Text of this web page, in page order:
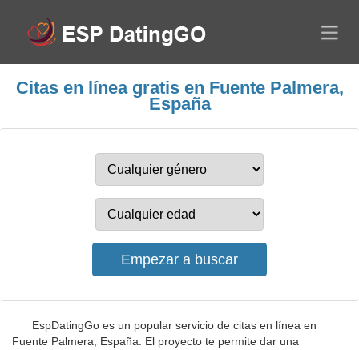
Citas en línea gratis en Fuente Palmera,
España
EspDatingGo es un popular servicio de citas en línea en
Fuente Palmera, España. El proyecto te permite dar una